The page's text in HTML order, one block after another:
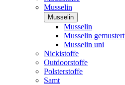
Musselin
Musselin
Musselin
Musselin gemustert
Musselin uni
Nickistoffe
Outdoorstoffe
Polsterstoffe
Samt